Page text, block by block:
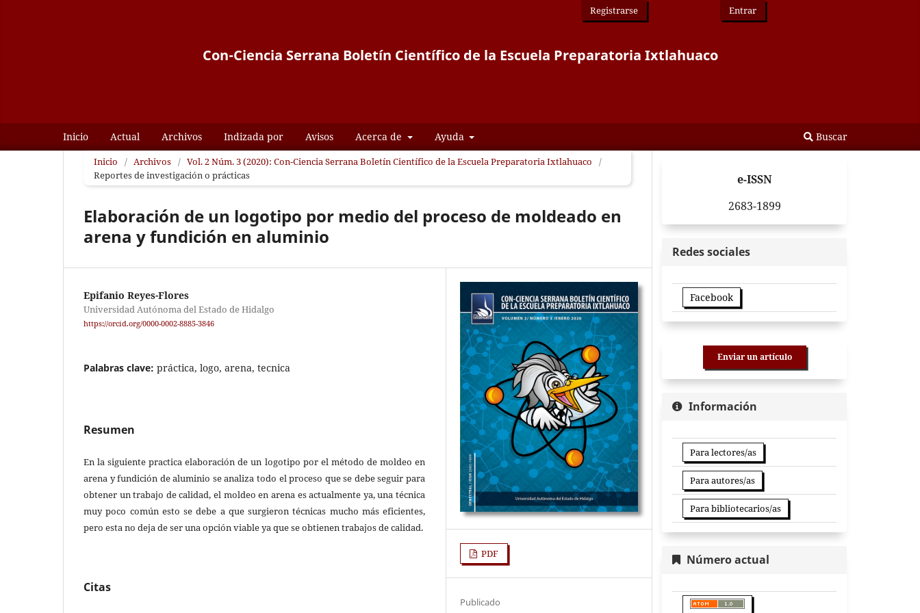
Con-Ciencia Serrana Boletín Científico de la Escuela Preparatoria Ixtlahuaco
Inicio Actual Archivos Indizada por Avisos Acerca de Ayuda Buscar
Registrarse Entrar
Inicio / Archivos / Vol. 2 Núm. 3 (2020): Con-Ciencia Serrana Boletín Científico de la Escuela Preparatoria Ixtlahuaco
/
Reportes de investigación o prácticas
Elaboración de un logotipo por medio del proceso de moldeado en
arena y fundición en aluminio
Epifanio Reyes-Flores
Universidad Autónoma del Estado de Hidalgo
https://orcid.org/0000-0002-8885-3846
Palabras clave: práctica, logo, arena, tecnica
Resumen
En la siguiente practica elaboración de un logotipo por el método de moldeo en
arena y fundición de aluminio se analiza todo el proceso que se debe seguir para
obtener un trabajo de calidad, el moldeo en arena es actualmente ya, una técnica
muy poco común esto se debe a que surgieron técnicas mucho más eficientes,
pero esta no deja de ser una opción viable ya que se obtienen trabajos de calidad.
Citas
PDF
Publicado
e-ISSN
2683-1899
Redes sociales
Facebook
Enviar un artículo
Información
Para lectores/as
Para autores/as
Para bibliotecarios/as
Número actual